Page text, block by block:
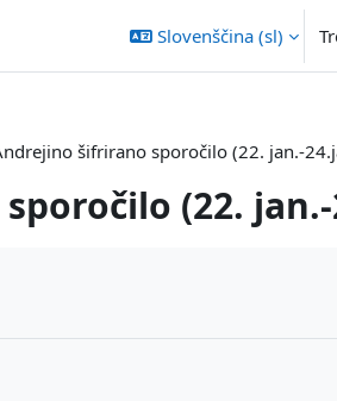
Slovenščina ‎(sl)‎
šifrirano sporočilo (22. jan.-
(22. jan.-